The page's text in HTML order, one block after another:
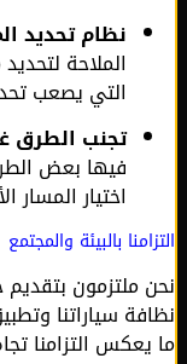
نظام تحديد
الملاحة لتحديد
التي يصعب
تجنب الطرق غير
فيها بعض الطرق
اختيار المسار
بالبيئة والمجتمع
ملتزمون بتقديم
سياراتنا وتطبيق
التزامنا تجاه